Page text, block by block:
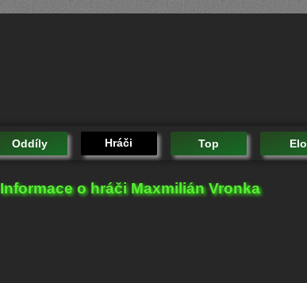
Oddíly Hráči Top Elo
Informace o hráči Maxmilián Vronka